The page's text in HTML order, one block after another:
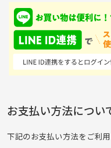
て、ここまでゴルフブラ
ンドの取り扱いがあるの
はすごい。 毎日たくさ
んの商品がアップされて
いるので新作チェックす
入金確認後商品発送と
※土曜、日曜、祝日は入金
せん。
尚、お振込み手数料はお客
商品発送となります。
ご注文頂いてから7日
りますのでご了承くださいま
支店名
和歌山支店
申し込まれた商品と届い
商品説明に記載されてい
の場合
お支払い方法につい
下記のお支払い方法をご利用